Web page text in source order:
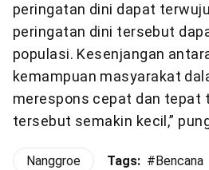
peringatan dini dapat
peringatan dini tersebut
populasi. Kesenjangan
kemampuan masyarakat
merespons cepat dan tepat
tersebut semakin kecil,”
Nanggroe Tags: #Bencana